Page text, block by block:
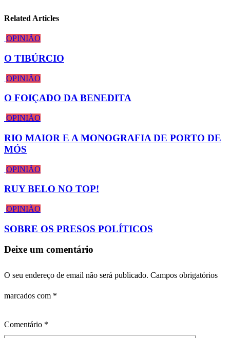
Related Articles
OPINIÃO
O TIBÚRCIO
OPINIÃO
O FOIÇADO DA BENEDITA
OPINIÃO
RIO MAIOR E A MONOGRAFIA DE PORTO DE
MÓS
OPINIÃO
RUY BELO NO TOP!
OPINIÃO
SOBRE OS PRESOS POLÍTICOS
Deixe um comentário
O seu endereço de email não será publicado. Campos obrigatórios
marcados com *
Comentário *